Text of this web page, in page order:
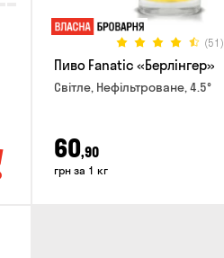
(51)
Пиво Fanatic «Берлінгер»
Світле, Нефільтроване, 4.5°
60,90
грн за 1 кг